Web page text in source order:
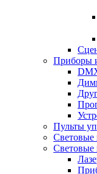
Приборы
Пульты
Световые